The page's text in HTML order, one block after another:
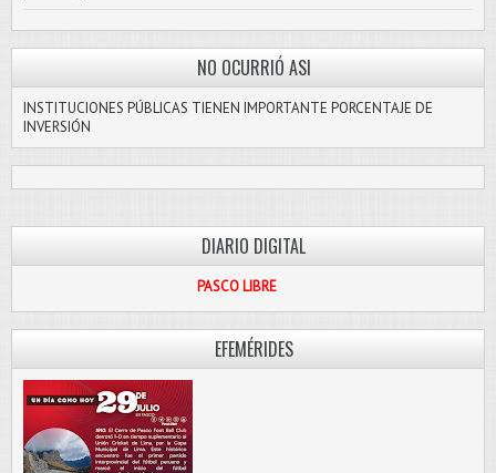
NO OCURRIÓ ASI
INSTITUCIONES PÚBLICAS TIENEN IMPORTANTE PORCENTAJE DE
INVERSIÓN
DIARIO DIGITAL
EFEMÉRIDES